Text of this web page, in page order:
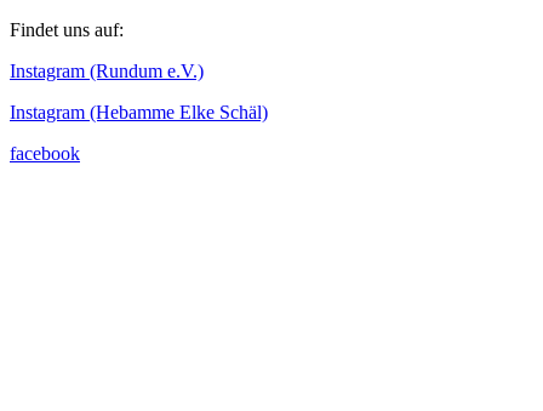
Findet uns auf:
Instagram (Rundum e.V.)
Instagram (Hebamme Elke Schäl)
facebook